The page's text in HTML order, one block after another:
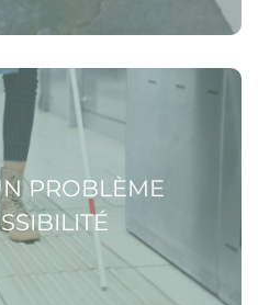
PROBLÈME
d’accessibilité